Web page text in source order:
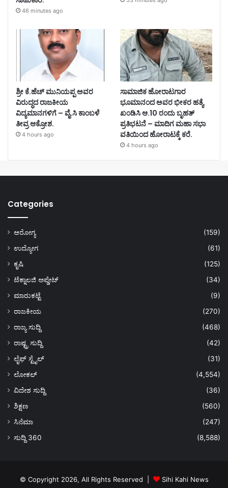
46 minutes ago
ಶ್ರೀ ಕೆ.ಹೆಚ್ ಮುನಿಯಪ್ಪ ಅವರ
ವಿರುದ್ಧದ ರಾಜಕೀಯ
ವಿದ್ಯಮಾನಗಳಿಗೆ – ವೈ.ಸಿ ಕಾಂಬಳೆ
ತೀವ್ರ ಆಕ್ರೋಶ.
4 hours ago
ಸಾಮಾಜಿಕ ಹೋರಾಟಗಾರ
ಭೂಮಾನಂದ ಅವರ ಭೀಕರ ಹತ್ಯೆ
ಖಂಡಿಸಿ ಆ.10 ರಂದು ಬೃಹತ್
ಪ್ರತಿಭಟನೆ – ಮಾದಿಗ ಮಹಾ ಸಭಾ
ವತಿಯಿಂದ ಹೋರಾಟಕ್ಕೆ ಕರೆ.
4 hours ago
Categories
ಆರೋಗ್ಯ
(159)
ಉದ್ಯೋಗ
(61)
ಕೃಷಿ
(125)
ಟೆಕ್ನಾಲಜಿ ಅಪ್ಡೇಟ್
(34)
ಮಾರುಕಟ್ಟೆ
(9)
ರಾಜಕೀಯ
(270)
ರಾಜ್ಯ ಸುದ್ದಿ
(468)
ರಾಷ್ಟ್ರ ಸುದ್ದಿ
(42)
ಲೈಫ್ ಸ್ಟೈಲ್
(31)
ಲೋಕಲ್
(4,554)
ವಿದೇಶ ಸುದ್ದಿ
(36)
ಶಿಕ್ಷಣ
(560)
ಸಿನೆಮಾ
(247)
ಸುದ್ದಿ 360
(8,588)
© Copyright 2026, All Rights Reserved | Sihi Kahi News